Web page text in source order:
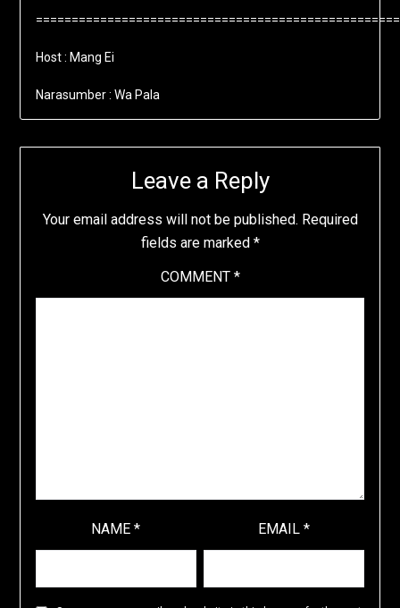
Host : Mang Ei
Narasumber : Wa Pala
Leave a Reply
Your email address will not be published. Required
fields are marked *
COMMENT *
NAME* EMAIL*